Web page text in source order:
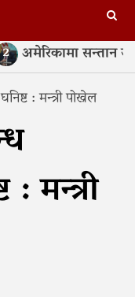
अमेरिकामा सन्तान
: मन्त्री पोख्रेल
मन्त्री